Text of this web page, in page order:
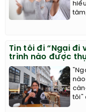
Tin tôi đi “Ngại đi
trình nào được
tôi"